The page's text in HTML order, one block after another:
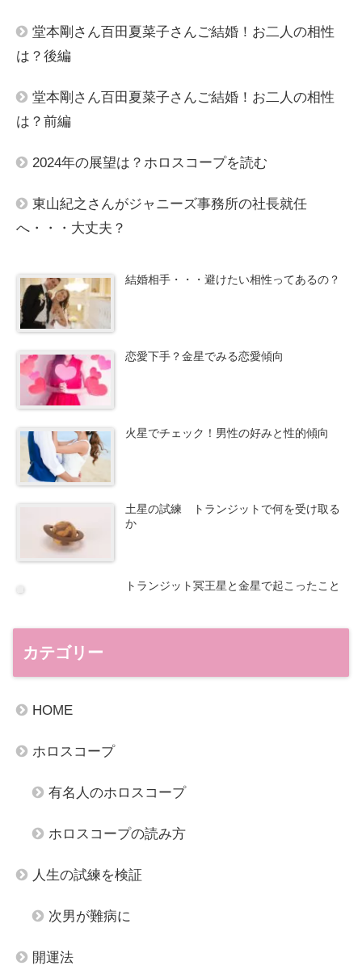
堂本剛さん百田夏菜子さんご結婚！お二人の相性
は？後編
堂本剛さん百田夏菜子さんご結婚！お二人の相性
は？前編
2024年の展望は？ホロスコープを読む
東山紀之さんがジャニーズ事務所の社長就任
へ・・・大丈夫？
結婚相手・・・避けたい相性ってあるの？
恋愛下手？金星でみる恋愛傾向
火星でチェック！男性の好みと性的傾向
土星の試練 トランジットで何を受け取る
か
トランジット冥王星と金星で起こったこと
カテゴリー
HOME
ホロスコープ
有名人のホロスコープ
ホロスコープの読み方
人生の試練を検証
次男が難病に
開運法